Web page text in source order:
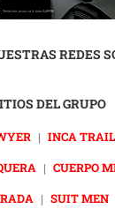
REDES
DEL GRUPO
| INCA TRAIL
| CUERPO
| SUIT MEN